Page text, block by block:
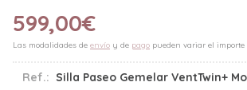
599,00€
Las modalidades de envío y de pago pueden variar el
Ref.: Silla Paseo Gemelar VentTwin+